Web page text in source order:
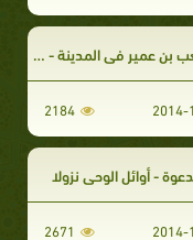
في المدينة - التمهيد للهجرة
2184
- أوائل الوحي نزولا
2671